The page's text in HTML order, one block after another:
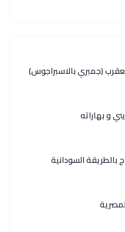
(جمبري بالاسبراجوس)
و بهاراته
السودانية